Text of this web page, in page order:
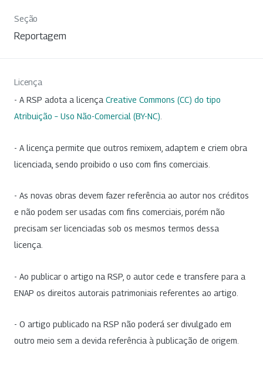
Seção
Reportagem
Licença
- A RSP adota a licença Creative Commons (CC) do tipo
Atribuição – Uso Não-Comercial (BY-NC)
- A licença permite que outros remixem, adaptem e criem obra
licenciada, sendo proibido o uso com fins comerciais.
- As novas obras devem fazer referência ao autor nos créditos
e não podem ser usadas com fins comerciais, porém não
precisam ser licenciadas sob os mesmos termos dessa
licença.
- Ao publicar o artigo na RSP, o autor cede e transfere para a
ENAP os direitos autorais patrimoniais referentes ao artigo.
- O artigo publicado na RSP não poderá ser divulgado em
outro meio sem a devida referência à publicação de origem.